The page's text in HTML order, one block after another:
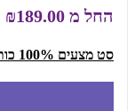
החל מ ₪189.00
סט מצעים 100% כותנה דגם פאלאס